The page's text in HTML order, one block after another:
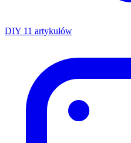
DIY 11 artykułów